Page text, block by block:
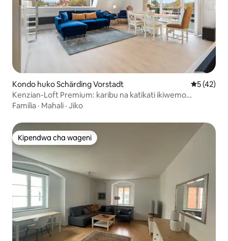
Kondo huko Schärding Vorstadt Ukadiriaji
5 (42)
Kenzian-Loft Premium: karibu na katikati ikiwemo
maegesho
Familia · Mahali · Jiko
Kipendwa cha wageni
Kipendwa cha wageni